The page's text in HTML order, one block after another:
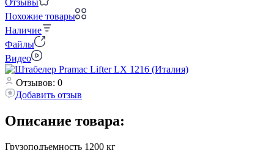
Похожие товары
Наличие
Файлы
Видео
Отзывов: 0
Добавить отзыв
Описание товара:
Грузоподъемность 1200 кг